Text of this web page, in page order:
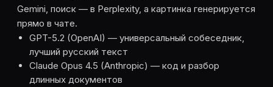
Gemini, поиск — в Perplexity, а картинка генерируется
прямо в чате.
GPT-5.2 (OpenAI) — универсальный собеседник,
лучший русский текст
Claude Opus 4.5 (Anthropic) — код и разбор
длинных документов